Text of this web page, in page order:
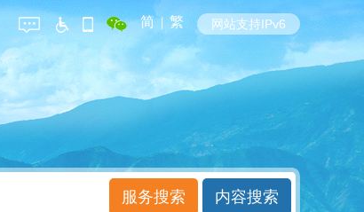
简 | 繁 网站支持IPv6